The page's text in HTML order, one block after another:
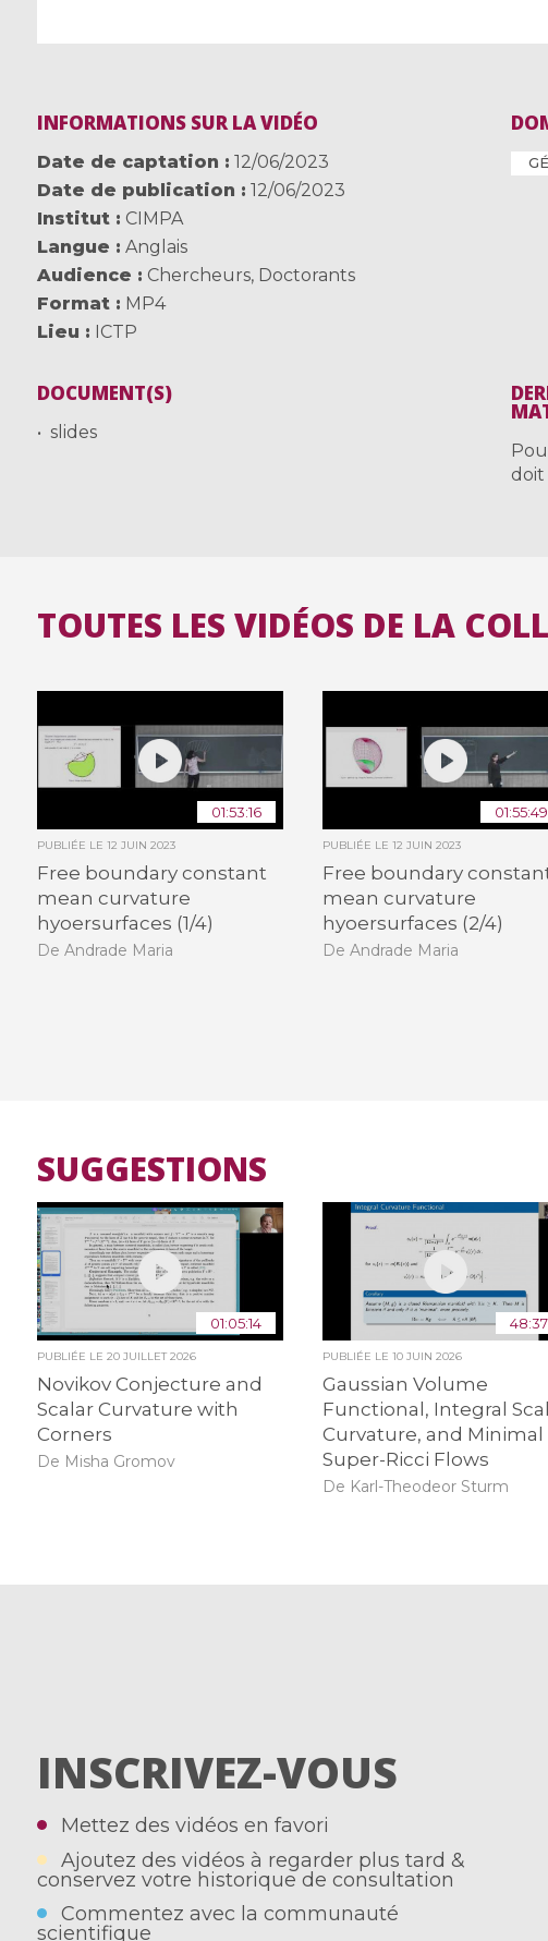
INFORMATIONS SUR LA VIDÉO
Date de captation
12/06/2023
Date de publication
12/06/2023
Institut
CIMPA
Langue
Anglais
Audience
Chercheurs, Doctorants
Format
MP4
Lieu
ICTP
DOCUMENT(S)
slides
TOUTES LES VIDÉOS DE LA
01:53:16
PUBLIÉE LE 12 JUIN 2023
Free boundary constant
mean curvature
hyoersurfaces (1/4)
De Andrade Maria
01:55:49
PUBLIÉE LE12 JUIN 2023
Free boundary
mean curvature
hyoersurfaces (2/4)
De Andrade Maria
SUGGESTIONS
01:05:14
PUBLIÉE LE 20 JUILLET 2026
Novikov Conjecture and
Scalar Curvature with
Corners
De Misha Gromov
48:37
PUBLIÉE LE10 JUIN 2026
Gaussian Volume
Functional, Integral
Curvature, and Minimal
Super-Ricci Flows
De Karl-Theodeor Sturm
INSCRIVEZ-VOUS
Mettez des vidéos en favori
Ajoutez des vidéos à regarder plus tard &
conservez votre historique de consultation
Commentez avec la communauté
scientifique